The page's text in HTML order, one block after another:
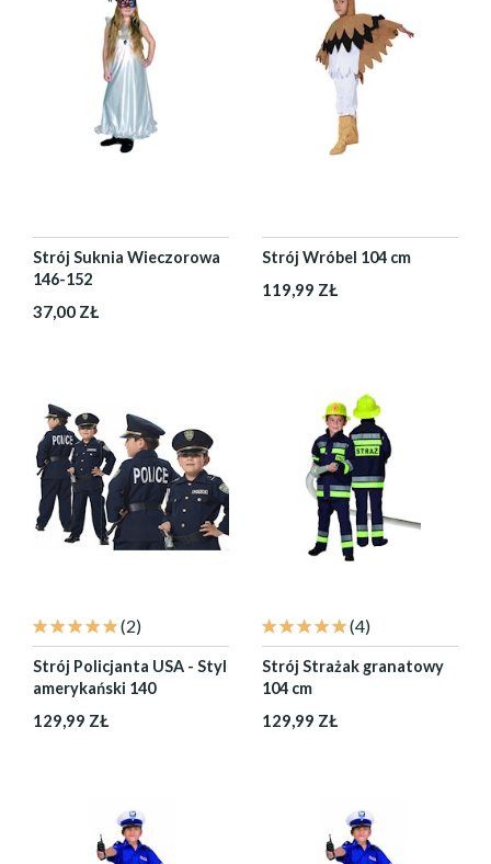
Strój Suknia Wieczorowa
146-152
37,00 ZŁ
Strój Wróbel 104 cm
119,99 ZŁ
(2)
Strój Policjanta USA - Styl
amerykański 140
129,99 ZŁ
(4)
Strój Strażak granatowy
104 cm
129,99 ZŁ